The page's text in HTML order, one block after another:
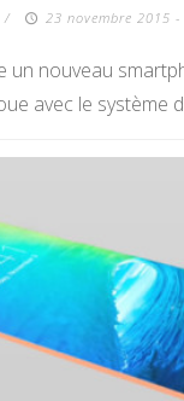
/ 23 novembre 2015
un nouveau
avec le système